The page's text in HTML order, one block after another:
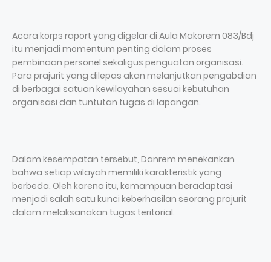
Acara korps raport yang digelar di Aula Makorem 083/Bdj
itu menjadi momentum penting dalam proses
pembinaan personel sekaligus penguatan organisasi.
Para prajurit yang dilepas akan melanjutkan pengabdian
di berbagai satuan kewilayahan sesuai kebutuhan
organisasi dan tuntutan tugas di lapangan.
Dalam kesempatan tersebut, Danrem menekankan
bahwa setiap wilayah memiliki karakteristik yang
berbeda. Oleh karena itu, kemampuan beradaptasi
menjadi salah satu kunci keberhasilan seorang prajurit
dalam melaksanakan tugas teritorial.